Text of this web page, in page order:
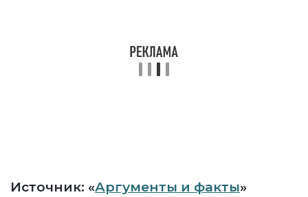
Источник: «Аргументы и факты»